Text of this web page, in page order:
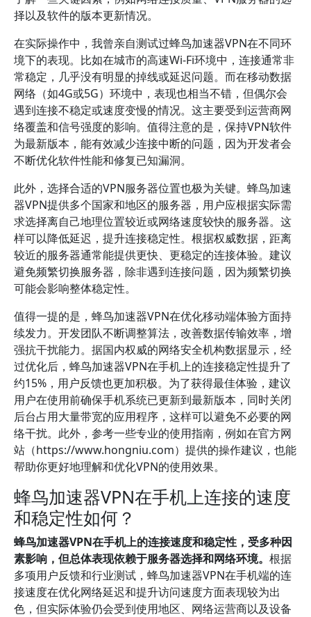
择以及软件的版本更新情况。
在实际操作中，我曾亲自测试过蜂鸟加速器VPN在不同环
境下的表现。比如在城市的高速Wi-Fi环境中，连接通常非
常稳定，几乎没有明显的掉线或延迟问题。而在移动数据
网络（如4G或5G）环境中，表现也相当不错，但偶尔会
遇到连接不稳定或速度变慢的情况。这主要受到运营商网
络覆盖和信号强度的影响。值得注意的是，保持VPN软件
为最新版本，能有效减少连接中断的问题，因为开发者会
不断优化软件性能和修复已知漏洞。
此外，选择合适的VPN服务器位置也极为关键。蜂鸟加速
器VPN提供多个国家和地区的服务器，用户应根据实际需
求选择离自己地理位置较近或网络速度较快的服务器。这
样可以降低延迟，提升连接稳定性。根据权威数据，距离
较近的服务器通常能提供更快、更稳定的连接体验。建议
避免频繁切换服务器，除非遇到连接问题，因为频繁切换
可能会影响整体稳定性。
值得一提的是，蜂鸟加速器VPN在优化移动端体验方面持
续发力。开发团队不断调整算法，改善数据传输效率，增
强抗干扰能力。据国内权威的网络安全机构数据显示，经
过优化后，蜂鸟加速器VPN在手机上的连接稳定性提升了
约15%，用户反馈也更加积极。为了获得最佳体验，建议
用户在使用前确保手机系统已更新到最新版本，同时关闭
后台占用大量带宽的应用程序，这样可以避免不必要的网
络干扰。此外，参考一些专业的使用指南，例如在官方网
站（https://www.hongniu.com）提供的操作建议，也能
帮助你更好地理解和优化VPN的使用效果。
蜂鸟加速器VPN在手机上连接的速度
和稳定性如何？
蜂鸟加速器VPN在手机上的连接速度和稳定性，受多种因
素影响，但总体表现依赖于服务器选择和网络环境。 根据
多项用户反馈和行业测试，蜂鸟加速器VPN在手机端的连
接速度在优化网络延迟和提升访问速度方面表现较为出
色，但实际体验仍会受到使用地区、网络运营商以及设备